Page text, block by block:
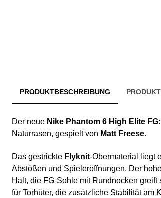
PRODUKTBESCHREIBUNG
Der neue Nike Phantom 6 High Elite FG
Naturrasen, gespielt von Matt Freese.
Das gestrickte Flyknit-Obermaterial liegt
Abstößen und Spieleröffnungen. Der
Halt, die FG-Sohle mit Rundnocken
für Torhüter, die zusätzliche Stabilität am